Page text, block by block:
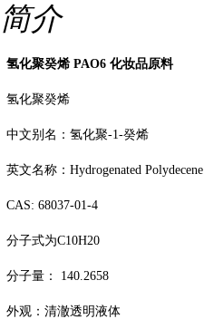
简介
氢化聚癸烯PAO6 化妆品原料
氢化聚癸烯
中文别名：氢化聚-1-癸烯
英文名称： Hydrogenated Polydecene
CAS: 68037-01-4
分子式为C10H20
分子量： 140.2658
外观：清澈透明液体